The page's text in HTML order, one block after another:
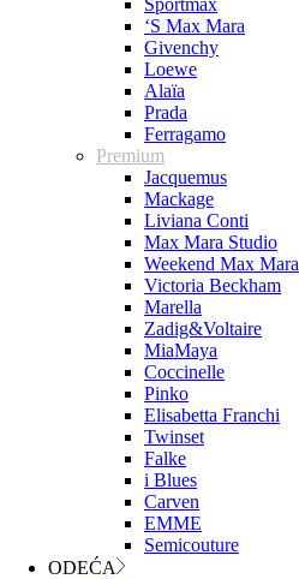
Sportmax
‘S Max Mara
Givenchy
Loewe
Alaïa
Prada
Ferragamo
Premium
Jacquemus
Mackage
Liviana Conti
Max Mara Studio
Weekend Max Mara
Victoria Beckham
Marella
Zadig&Voltaire
MiaMaya
Coccinelle
Pinko
Elisabetta Franchi
Twinset
Falke
i Blues
Carven
EMME
Semicouture
ODEĆA